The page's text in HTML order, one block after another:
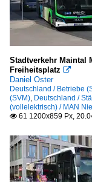
Stadtverkehr Maintal
Freiheitsplatz 
Daniel Oster
Deutschland / Betriebe
(SVM), Deutschland /
(vollelektrisch) / MAN
 61 1200x859 Px,